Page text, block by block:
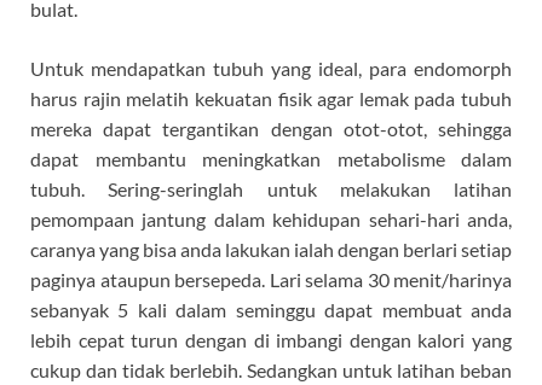
bulat.
Untuk mendapatkan tubuh yang ideal, para endomorph
harus rajin melatih kekuatan fisik agar lemak pada tubuh
mereka dapat tergantikan dengan otot-otot, sehingga
dapat membantu meningkatkan metabolisme dalam
tubuh. Sering-seringlah untuk melakukan latihan
pemompaan jantung dalam kehidupan sehari-hari anda,
caranya yang bisa anda lakukan ialah dengan berlari setiap
paginya ataupun bersepeda. Lari selama 30 menit/harinya
sebanyak 5 kali dalam seminggu dapat membuat anda
lebih cepat turun dengan di imbangi dengan kalori yang
cukup dan tidak berlebih. Sedangkan untuk latihan beban